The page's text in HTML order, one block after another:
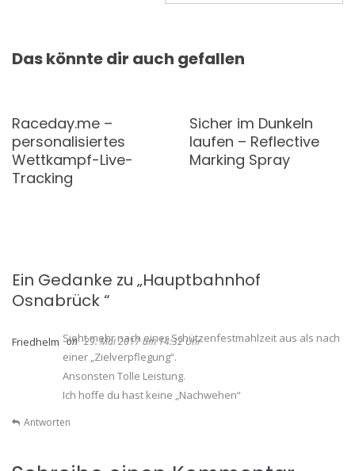
Das könnte dir auch gefallen
Raceday.me –
personalisiertes
Wettkampf-Live-
Tracking
Sicher im Dunkeln
laufen – Reflective
Marking Spray
Ein Gedanke zu „Hauptbahnhof
Osnabrück“
Friedhelm 29. Mai 2017 um 14:32 Uhr
Sieht mehr nach einer Schützenfestmahlzeit aus als nach
einer „Zielverpflegung“.
Ansonsten Tolle Leistung.
Ich hoffe du hast keine „Nachwehen“
Antworten